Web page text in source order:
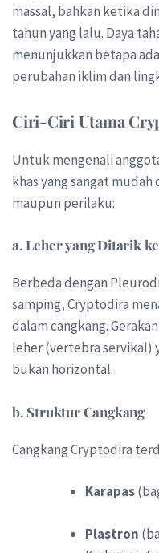
massal, bahkan ketika
tahun yang lalu. Daya
menunjukkan betapa
perubahan iklim dan
Ciri-Ciri Utama
Untuk mengenali
khas yang sangat
maupun perilaku:
a. Leher yang Ditarik
Berbeda dengan
samping, Cryptodira
dalam cangkang.
leher (vertebra servikal)
bukan horizontal.
b. Struktur Cangkang
Cangkang Cryptodira
Karapas
Plastron